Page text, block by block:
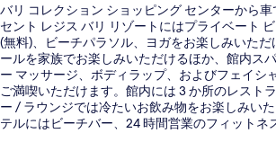
バリ コレクション ショッピング センターから
セント レジス バリ リゾートにはプライベート
(無料)、ビーチパラソル、ヨガをお楽しみいた
ールを家族でお楽しみいただけるほか、館内ス
ー マッサージ、ボディラップ、およびフェイシ
ご満喫いただけます。館内には 3 か所のレスト
ー / ラウンジでは冷たいお飲み物をお楽しみい
テルにはビーチバー、24 時間営業のフィットネ